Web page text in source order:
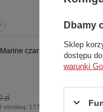
czarne sportowe
zł
obniżką: 177,00 zł
Dbamy
Sklep
dostępu
warunki